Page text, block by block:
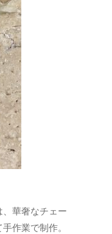
、華奢なチェー
作業で制作。